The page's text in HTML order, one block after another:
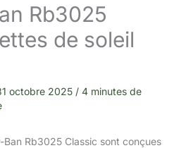
Rb3025
de soleil
octobre 2025 / 4 minutes de
Ban Rb3025 Classic sont conçues